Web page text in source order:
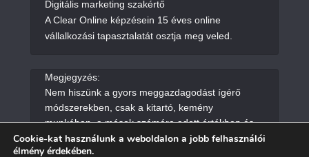
Digitális marketing szakértő
A Clear Online képzésein 15 éves online
vállalkozási tapasztalatát osztja meg veled.
Megjegyzés:
Nem hiszünk a gyors meggazdagodást ígérő
módszerekben, csak a kitartó, kemény
munkában, a mások számára adott értékben és
segítségben.
Cookie-kat használunk a weboldalon a jobb felhasználói
élmény érdekében.